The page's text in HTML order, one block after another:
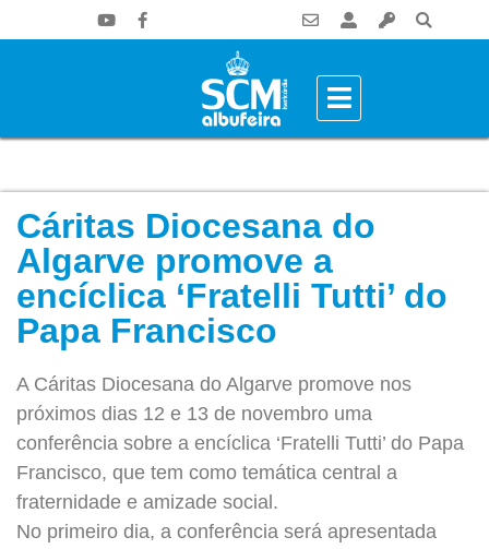
Cáritas Diocesana do
Algarve promove a
encíclica ‘Fratelli Tutti’ do
Papa Francisco
A Cáritas Diocesana do Algarve promove nos
próximos dias 12 e 13 de novembro uma
conferência sobre a encíclica ‘Fratelli Tutti’ do Papa
Francisco, que tem como temática central a
fraternidade e amizade social.
No primeiro dia, a conferência será apresentada